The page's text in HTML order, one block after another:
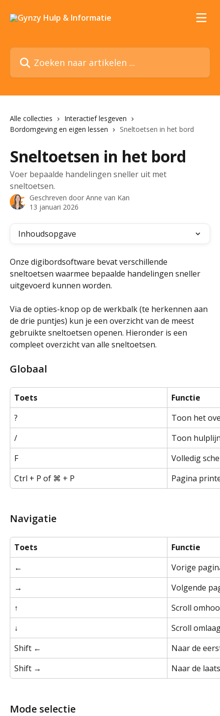
Zoeken naar artikelen ...
Alle collecties
Interactief lesgeven
Bordomgeving en eigen lessen
Sneltoetsen in het bord
Sneltoetsen in het bord
Voer bepaalde handelingen sneller uit met
sneltoetsen.
Geschreven door Anne van Kan
13 januari 2026
Inhoudsopgave
Onze digibordsoftware bevat verschillende
sneltoetsen waarmee bepaalde handelingen sneller
uitgevoerd kunnen worden.
Via de opties-knop op de werkbalk (te herkennen aan
de drie puntjes) kun je een overzicht van de meest
gebruikte sneltoetsen openen. Hieronder is een
compleet overzicht van alle sneltoetsen.
Globaal
Toets
Functie
?
Toon het
/
Toon
F
Volledig
Ctrl + P of ⌘ + P
Pagina
Navigatie
Toets
Functie
←
Vorige
→
Volgende
↑
Scroll
↓
Scroll
Shift ←
Naar de
Shift →
Naar de
Mode selectie